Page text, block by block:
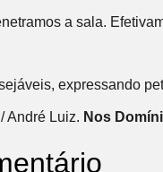
a sala.
expressando
André Luiz. Nos